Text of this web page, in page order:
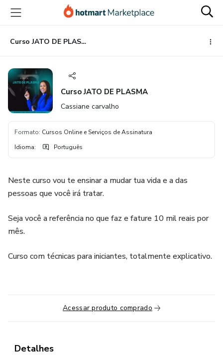
para
conteúdo
principal
para
pagamento
para
rodapé
Curso JATO DE PLASMA
Curso JATO DE PLASMA
Cassiane carvalho
Formato: Cursos Online e Serviços de Assinatura
Idioma: Português
Neste curso vou te ensinar a mudar tua vida e a das
pessoas que você irá tratar.
Seja você a referência no que faz e fature 10 mil reais por
mês.
Curso com técnicas para iniciantes, totalmente explicativo.
Acessar produto comprado
Detalhes